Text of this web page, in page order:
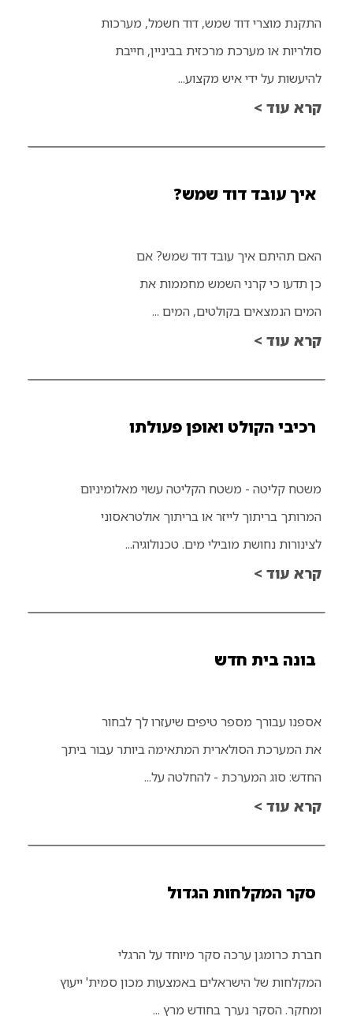
התקנת מוצרי דוד שמש, דוד חשמל, מערכות
סולריות או מערכת מרכזית בביניין, חייבת
להיעשות על ידי איש מקצוע...
קרא עוד >
איך עובד דוד שמש?
האם תהיתם איך עובד דוד שמש? אם
כן תדעו כי קרני השמש מחממות את
המים הנמצאים בקולטים, המים ...
קרא עוד >
רכיבי הקולט ואופן פעולתו
משטח קליטה - משטח הקליטה עשוי מאלומיניום
המרותך בריתוך לייזר או בריתוך אולטראסוני
לצינורות נחושת מובילי מים. טכנולוגיה...
קרא עוד >
בונה בית חדש
אספנו עבורך מספר טיפים שיעזרו לך לבחור
את המערכת הסולארית המתאימה ביותר עבור ביתך
החדש: סוג המערכת - להחלטה על...
קרא עוד >
סקר המקלחות הגדול
חברת כרומגן ערכה סקר מיוחד על הרגלי
המקלחות של הישראלים באמצעות מכון סמית' ייעוץ
ומחקר. הסקר נערך בחודש מרץ ...